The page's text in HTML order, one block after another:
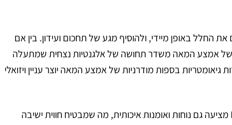
באופן מיידי, ולהוסיף מגע של תחכום ועידון. בין אם
של אמצע המאה משדר תחושה של אלגנטיות נצחית שמתעלה
בספות מודרניות של אמצע המאה יוצר עניין ויזואלי
מעבר למשיכה האסתטית שלה, ספת Mid-Century Modern מציעה גם נוחות ואומנות איכותית, מה שמבטיח חווית ישיבה